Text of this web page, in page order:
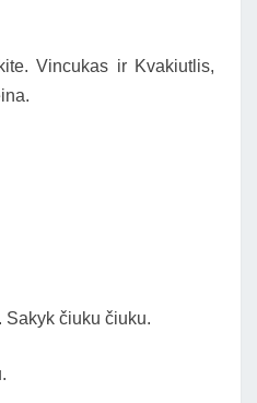
Vincukas ir Kvakiutlis,
čiuku čiuku.